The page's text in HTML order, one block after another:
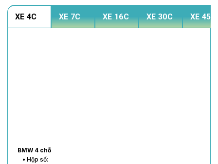
XE 4C XE 7C XE 16C XE 30C XE 45C
BMW 4 chỗ
• Hộp số: